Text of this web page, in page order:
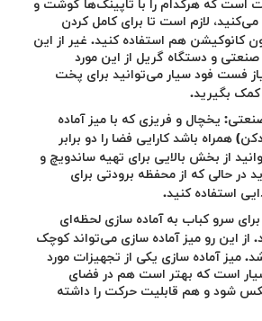
است که هرکدام را با تاپینگ‌ها گوشت و
لازم است تا برای کامل کردن
کانوکیشن هم استفاده کنید. غیر از این
و دستگاه گریل از این مورد
فست فود سیار می‌توانید برای پخت
کمک بگیرید.
یخچال و فریزی که با میز آماده
همراه باشد کارایی فضا را دو برابر
از بخش بالایی برای تهیه ساندویچ و
در حالی که از محفظه برودتی برای
استفاده کنید.
سرو کباب به آماده سازی لحظه‌ای
از این رو میز آماده سازی می‌تواند کوچک
میز آماده سازی یکی از تجهیزات مورد
است که بهتر است هم در فضای
شود و هم قابلیت حرکت را داشته